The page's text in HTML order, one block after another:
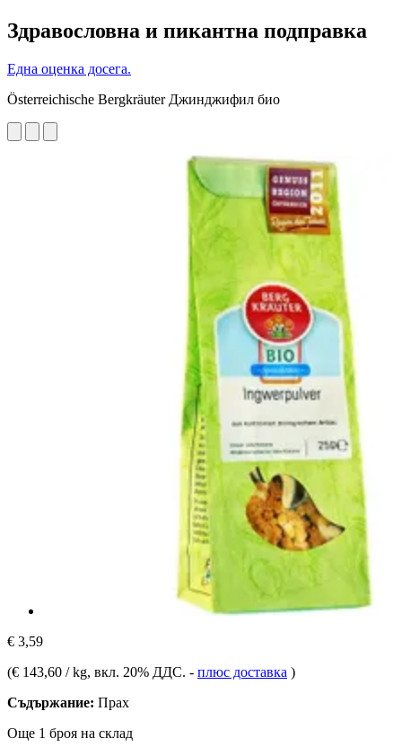
Здравословна и пикантна подправка
Една оценка досега.
Österreichische Bergkräuter Джинджифил био
€ 3,59
(€ 143,60 / kg, вкл. 20% ДДС. - плюс доставка )
Съдържание: Прах
Още 1 броя на склад